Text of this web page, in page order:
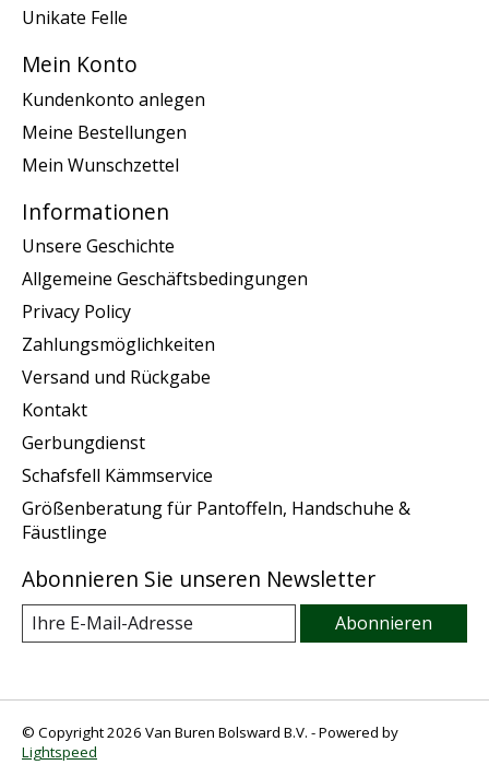
Unikate Felle
Mein Konto
Kundenkonto anlegen
Meine Bestellungen
Mein Wunschzettel
Informationen
Unsere Geschichte
Allgemeine Geschäftsbedingungen
Privacy Policy
Zahlungsmöglichkeiten
Versand und Rückgabe
Kontakt
Gerbungdienst
Schafsfell Kämmservice
Größenberatung für Pantoffeln, Handschuhe &
Fäustlinge
Abonnieren Sie unseren Newsletter
Abonnieren
© Copyright 2026 Van Buren Bolsward B.V. - Powered by
Lightspeed